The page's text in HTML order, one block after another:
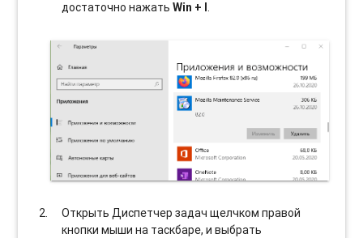
достаточно нажатьWin + I.
Открыть Диспетчер задач щелчком правой
кнопки мыши на таскбаре, и выбрать